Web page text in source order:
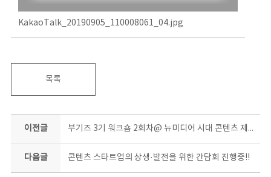
KakaoTalk_20190905_110008061_04.jpg
목록
이전글 부기즈 3기 워크숍 2회차@ 뉴미디어 시대 콘텐츠 제작 강의
다음글 콘텐츠 스타트업의 상생·발전을 위한 간담회 진행중!!